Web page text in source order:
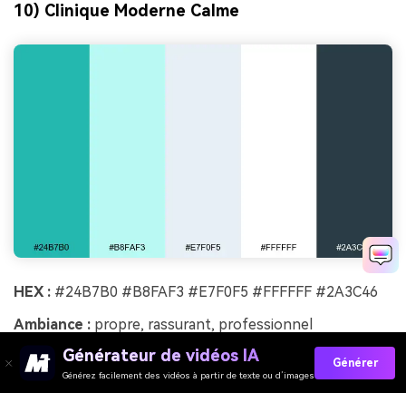
10) Clinique Moderne Calme
HEX : #24B7B0 #B8FAF3 #E7F0F5 #FFFFFF #2A3C46
Ambiance : propre, rassurant, professionnel
Idéal pour :cliniques médicales, applications de rendez-
vous, signalétique
Générateur de vidéos IA
Générez facilement des vidéos à partir de texte ou d’images
Générer